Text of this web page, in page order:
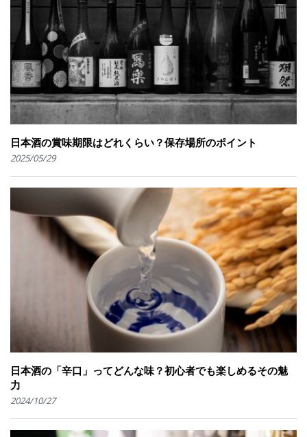
日本酒の賞味期限はどれくらい？保存場所のポイント
2025/05/29
日本酒の「辛口」ってどんな味？初心者でも楽しめるその魅
力
2024/10/27